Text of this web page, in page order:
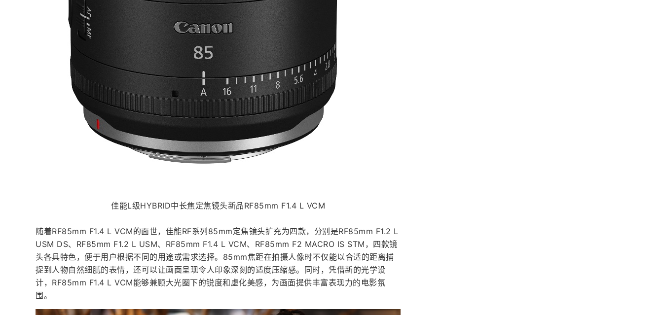
佳能L级HYBRID中长焦定焦镜头新品RF85mm F1.4 L VCM
随着RF85mm F1.4 L VCM的面世，佳能RF系列85mm定焦镜头扩充为四款，分别是RF85mm F1.2 L
USM DS、RF85mm F1.2 L USM、RF85mm F1.4 L VCM、RF85mm F2 MACRO IS STM，四款镜
头各具特色，便于用户根据不同的用途或需求选择。85mm焦距在拍摄人像时不仅能以合适的距离捕
捉到人物自然细腻的表情，还可以让画面呈现令人印象深刻的适度压缩感。同时，凭借新的光学设
计，RF85mm F1.4 L VCM能够兼顾大光圈下的锐度和虚化美感，为画面提供丰富表现力的电影氛
围。